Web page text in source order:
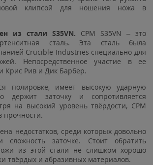
клипсой для ношения ножа в
из стали S35VN. CPM S35VN – это
сталь. Эта сталь была
Crucible Industries специально для
Непосредственное участие в ее
Крис Рив и Дик Барбер.
полировке, имеет высокую ударную
держит заточку и сопротивляется
на высокий уровень твёрдости, CPM
прочности.
недостатков, среди которых довольно
заточке. Стоит обратить
из этой стали не слишком хорошо
твёрдых и абразивных материалов.